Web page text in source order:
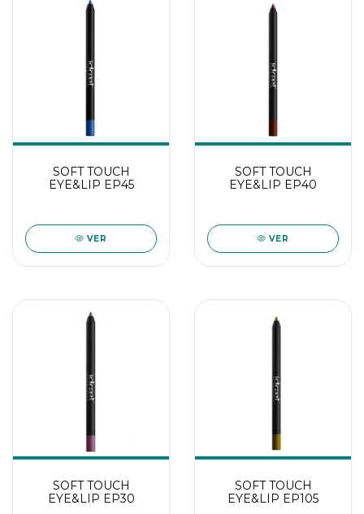
SOFT TOUCH
EYE&LIP EP45
VER
SOFT TOUCH
EYE&LIP EP40
VER
SOFT TOUCH
EYE&LIP EP30
SOFT TOUCH
EYE&LIP EP105